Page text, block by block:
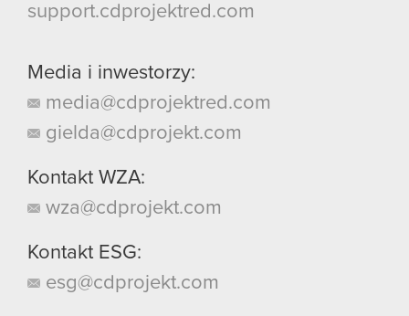
support.cdprojektred.com
Media i inwestorzy:
media@cdprojektred.com
gielda@cdprojekt.com
Kontakt WZA:
wza@cdprojekt.com
Kontakt ESG:
esg@cdprojekt.com